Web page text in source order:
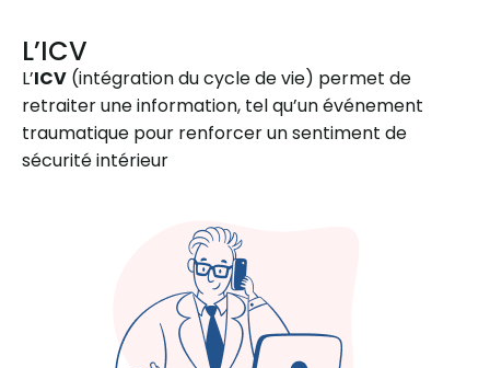
L’ICV
L’ICV (intégration du cycle de vie) permet de
retraiter une information, tel qu’un événement
traumatique pour renforcer un sentiment de
sécurité intérieur